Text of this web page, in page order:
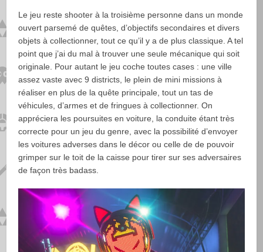
Le jeu reste shooter à la troisième personne dans un monde
ouvert parsemé de quêtes, d’objectifs secondaires et divers
objets à collectionner, tout ce qu’il y a de plus classique. A tel
point que j’ai du mal à trouver une seule mécanique qui soit
originale. Pour autant le jeu coche toutes cases : une ville
assez vaste avec 9 districts, le plein de mini missions à
réaliser en plus de la quête principale, tout un tas de
véhicules, d’armes et de fringues à collectionner. On
appréciera les poursuites en voiture, la conduite étant très
correcte pour un jeu du genre, avec la possibilité d’envoyer
les voitures adverses dans le décor ou celle de de pouvoir
grimper sur le toit de la caisse pour tirer sur ses adversaires
de façon très badass.